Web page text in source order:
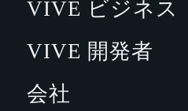
VIVE ビジネス
VIVE 開発者
会社